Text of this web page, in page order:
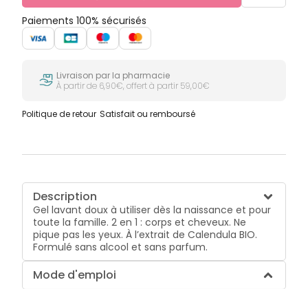
Paiements 100% sécurisés
Livraison par la pharmacie
À partir de 6,90€, offert à partir 59,00€
Politique de retour Satisfait ou remboursé
Description
Gel lavant doux à utiliser dès la naissance et pour
toute la famille. 2 en 1 : corps et cheveux. Ne
pique pas les yeux. À l’extrait de Calendula BIO.
Formulé sans alcool et sans parfum.
Mode d'emploi